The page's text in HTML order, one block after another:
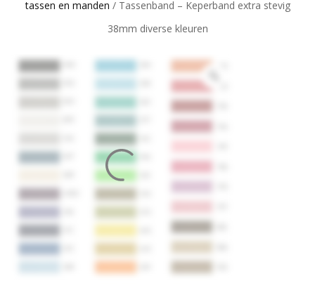
tassen en manden / Tassenband – Keperband extra stevig
38mm diverse kleuren